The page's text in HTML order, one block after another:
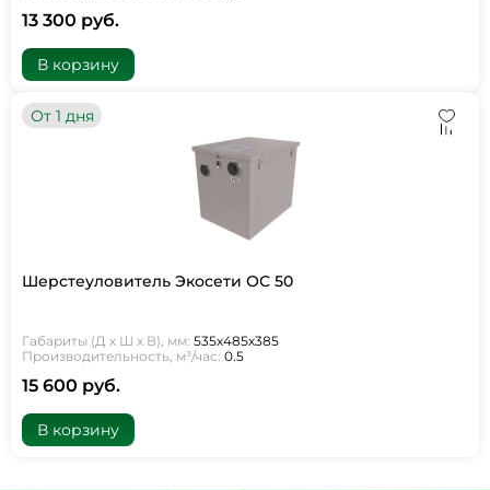
13 300 руб.
В корзину
От 1 дня
Шерстеуловитель Экосети ОС 50
Габариты (Д х Ш х В), мм: 535х485х385
Производительность, м³/час: 0.5
15 600 руб.
В корзину